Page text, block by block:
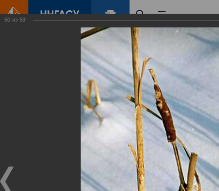
Зеленый Город
Виртуальные
выставки
(фотоальбомы)
50 из 53